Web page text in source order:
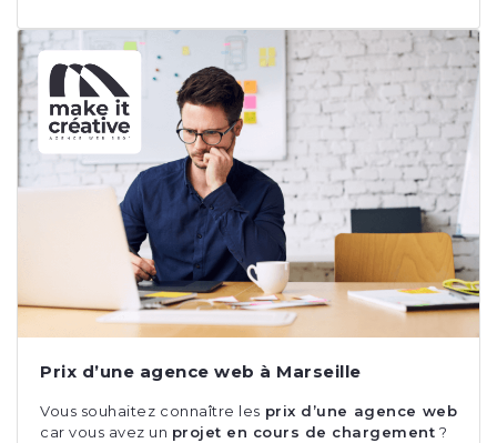
Prix d’une agence web à Marseille
Vous souhaitez connaître les prix d’une agence web
car vous avez un projet en cours de chargement ?